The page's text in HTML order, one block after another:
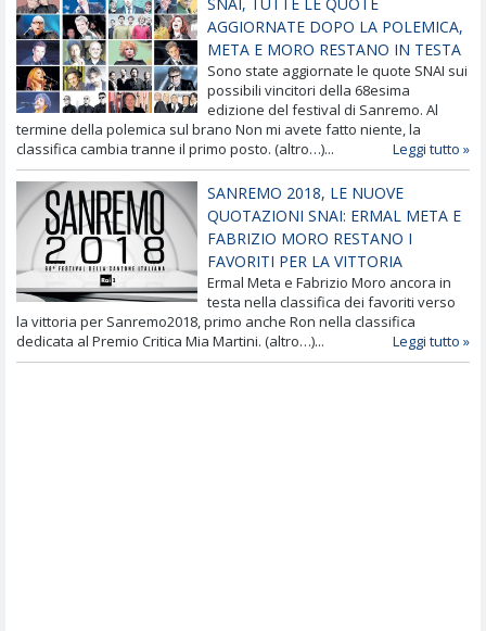
AGGIORNATE DOPO LA POLEMICA,
META E MORO RESTANO IN TESTA
Sono state aggiornate le quote SNAI sui
possibili vincitori della 68esima
edizione del festival di Sanremo. Al
termine della polemica sul brano Non mi avete fatto niente, la
classifica cambia tranne il primo posto. (altro…)...
Leggi tutto »
SANREMO 2018, LE NUOVE
QUOTAZIONI SNAI: ERMAL META E
FABRIZIO MORO RESTANO I
FAVORITI PER LA VITTORIA
Ermal Meta e Fabrizio Moro ancora in
testa nella classifica dei favoriti verso
la vittoria per Sanremo2018, primo anche Ron nella classifica
dedicata al Premio Critica Mia Martini. (altro…)...
Leggi tutto »